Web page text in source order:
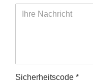
Sicherheitscode